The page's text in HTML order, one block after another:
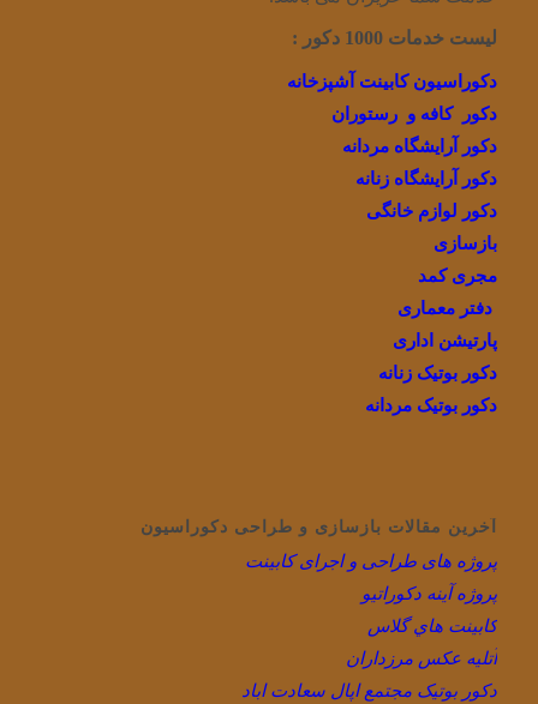
لیست خدمات 1000 دکور :
دکوراسیون کابینت آشپزخانه
دکور کافه و رستوران
دکور آرایشگاه مردانه
دکور آرایشگاه زنانه
دکور لوازم خانگی
بازسازی
مجری کمد
دفتر معماری
پارتیشن اداری
دکور بوتیک زنانه
دکور بوتیک مردانه
آخرین مقالات بازسازی و طراحی دکوراسیون
پروژه های طراحی و اجرای کابینت
پروژه آینه دکوراتیو
كابينت هاي گلاس
آتلیه عکس مرزداران
دکور بوتیک مجتمع اپال سعادت اباد